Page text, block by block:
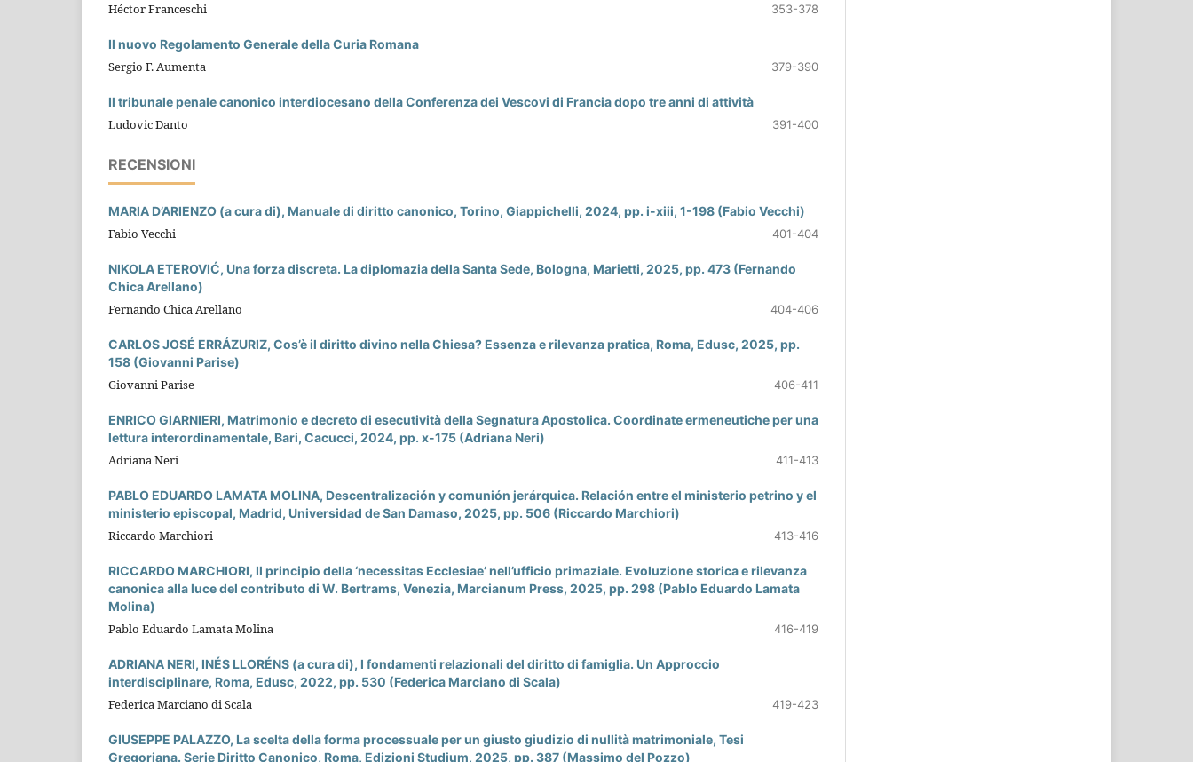
Héctor Franceschi 353-378
Il nuovo Regolamento Generale della Curia Romana
Sergio F. Aumenta 379-390
Il tribunale penale canonico interdiocesano della Conferenza dei Vescovi di Francia dopo tre anni di attività
Ludovic Danto 391-400
RECENSIONI
MARIA D’ARIENZO (a cura di), Manuale di diritto canonico, Torino, Giappichelli, 2024, pp. i-xiii, 1-198 (Fabio Vecchi)
Fabio Vecchi 401-404
NIKOLA ETEROVIĆ, Una forza discreta. La diplomazia della Santa Sede, Bologna, Marietti, 2025, pp. 473 (Fernando
Chica Arellano)
Fernando Chica Arellano 404-406
CARLOS JOSÉ ERRÁZURIZ, Cos’è il diritto divino nella Chiesa? Essenza e rilevanza pratica, Roma, Edusc, 2025, pp.
158 (Giovanni Parise)
Giovanni Parise 406-411
ENRICO GIARNIERI, Matrimonio e decreto di esecutività della Segnatura Apostolica. Coordinate ermeneutiche per una
lettura interordinamentale, Bari, Cacucci, 2024, pp. x-175 (Adriana Neri)
Adriana Neri 411-413
PABLO EDUARDO LAMATA MOLINA, Descentralización y comunión jerárquica. Relación entre el ministerio petrino y el
ministerio episcopal, Madrid, Universidad de San Damaso, 2025, pp. 506 (Riccardo Marchiori)
Riccardo Marchiori 413-416
RICCARDO MARCHIORI, Il principio della ‘necessitas Ecclesiae’ nell’ufficio primaziale. Evoluzione storica e rilevanza
canonica alla luce del contributo di W. Bertrams, Venezia, Marcianum Press, 2025, pp. 298 (Pablo Eduardo Lamata
Molina)
Pablo Eduardo Lamata Molina 416-419
ADRIANA NERI, INÉS LLORÉNS (a cura di), I fondamenti relazionali del diritto di famiglia. Un Approccio
interdisciplinare, Roma, Edusc, 2022, pp. 530 (Federica Marciano di Scala)
Federica Marciano di Scala 419-423
GIUSEPPE PALAZZO, La scelta della forma processuale per un giusto giudizio di nullità matrimoniale, Tesi
Gregoriana. Serie Diritto Canonico, Roma, Edizioni Studium, 2025, pp. 387 (Massimo del Pozzo)